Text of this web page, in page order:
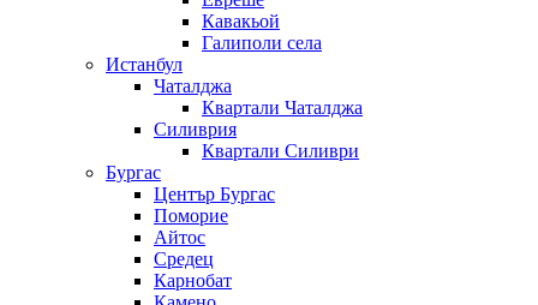
Кавакьой
Галиполи села
Истанбул
Чаталджа
Квартали Чаталджа
Силиврия
Квартали Силиври
Бургас
Център Бургас
Поморие
Айтос
Средец
Карнобат